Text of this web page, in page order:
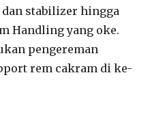
stabilizer hingga
Handling yang oke.
pengereman
rem cakram di ke-